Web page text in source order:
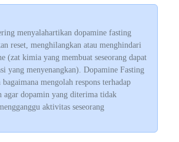
menyalahartikan dopamine fasting
reset, menghilangkan atau menghindari
(zat kimia yang membuat seseorang dapat
yang menyenangkan). Dopamine Fasting
mengolah respons terhadap
agar dopamin yang diterima tidak
aktivitas seseorang